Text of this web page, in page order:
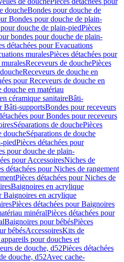
doucheBondes pour douche de
Bondes pour douche de plain-
douche de plain-piedPièces
bondes pour douche de plain-
détachées pour Evacuations
muralesPièces détachées pour
Receveurs de douchePièces
Receveurs de douche en
pour Receveurs de douche en
douche en matériau
céramique sanitaireBâti-
Bâti-supportsBondes pour receveurs
pour Bondes pour receveurs
Séparations de douchePièces
doucheSéparations de douche
piedPièces détachées pour
pour douche de plain-
pour AccessoiresNiches de
détachées pour Niches de rangement
Pièces détachées pour Niches de
Baignoires en acrylique
Baignoires en acrylique
Pièces détachées pour Baignoires
minéralPièces détachées pour
Baignoires pour bébésPièces
bébésAccessoiresKits de
pour douches et
de douche, d52Pièces détachées
douche, d52Avec cache-